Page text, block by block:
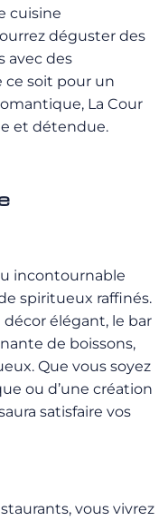
cuisine
déguster des
avec des
ce soit pour un
La Cour
et détendue.
incontournable
spiritueux raffinés.
élégant, le bar
de boissons,
Que vous soyez
ou d’une création
satisfaire vos
vous vivrez